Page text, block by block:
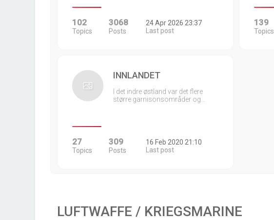
102
Topics
3068
Posts
24 Apr 2026 23:37
Last post
139
Topics
INNLANDET
I det indre østland var det flere
større garnisonsområder og…
27
Topics
309
Posts
16 Feb 2020 21:10
Last post
LUFTWAFFE / KRIEGSMARINE